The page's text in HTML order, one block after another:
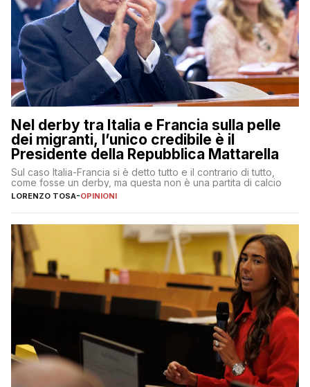
Nel derby tra Italia e Francia sulla pelle
dei migranti, l’unico credibile è il
Presidente della Repubblica Mattarella
Sul caso Italia-Francia si è detto tutto e il contrario di tutto,
come fosse un derby, ma questa non è una partita di calcio
LORENZO TOSA-OPINIONI